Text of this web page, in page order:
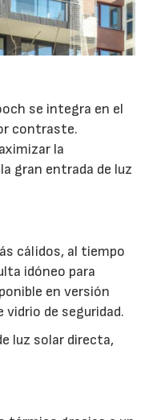
se integra en el
contraste.
la
gran entrada de luz
cálidos, al tiempo
idóneo para
en versión
de seguridad.
luz solar directa,